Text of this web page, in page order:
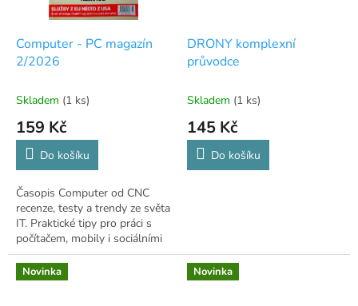
Computer - PC magazín
2/2026
Skladem (1 ks)
159 Kč
Do košíku
Časopis Computer od CNC
recenze, testy a trendy ze světa
IT. Praktické tipy pro práci s
počítačem, mobily i sociálními
sítěmi
DRONY komplexní
průvodce
Skladem (1 ks)
145 Kč
Do košíku
Novinka Novinka